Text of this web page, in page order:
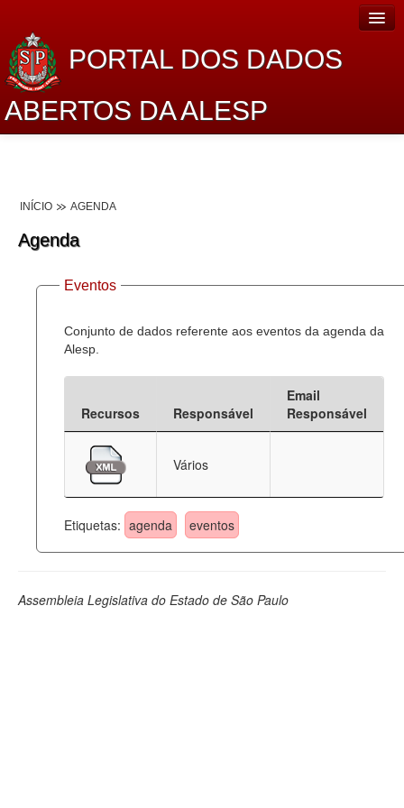
PORTAL DOS DADOS
ABERTOS DA ALESP
Lei de Acesso à Informação
Dados Governamentais Abertos
Planejamento
Catálogo de dados
Deputados Estaduais
Administração
Legislação
INÍCIO AGENDA
Agenda
Eventos
Conjunto de dados referente aos eventos da agenda da
Alesp.
Recursos Responsável
Email
Responsável
Vários
Etiquetas: agenda eventos
Assembleia Legislativa do Estado de São Paulo